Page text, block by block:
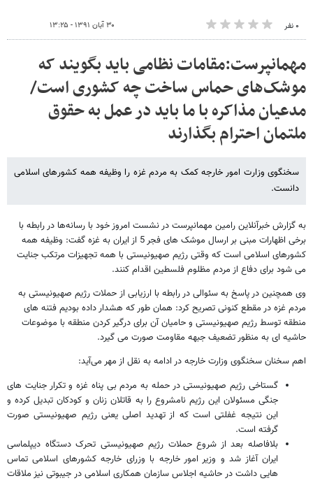
۰ نفر ۳۰ آبان ۱۳۹۱ - ۱۳:۲۵
مهمانپرست:مقامات نظامی باید بگویند که
موشک‌های حماس ساخت چه کشوری است/
مدعیان مذاکره با ما باید در عمل به حقوق
ملتمان احترام بگذارند
سخنگوی وزارت امور خارجه کمک به مردم غزه را وظیفه همه کشورهای اسلامی
دانست.
به گزارش خبرآنلاین رامین مهمانپرست در نشست امروز خود با رسانه‌ها در رابطه با
برخی اظهارات مبنی بر ارسال موشک های فجر 5 از ایران به غزه گفت: وظیفه همه
کشورهای اسلامی است که وقتی رژیم صهیونیستی با همه تجهیزات مرتکب جنایت
می شود برای دفاع از مردم مظلوم فلسطین اقدام کنند.
وی همچنین در پاسخ به سئوالی در رابطه با ارزیابی از حملات رژیم صهیونیستی به
مردم غزه در مقطع کنونی تصریح کرد: همان طور که هشدار داده بودیم فتنه های
منطقه توسط رژیم صهیونیستی و حامیان آن برای درگیر کردن منطقه با موضوعات
حاشیه ای به منظور تضعیف جبهه مقاومت صورت می گیرد.
اهم سخنان سخنگوی وزارت خارجه در ادامه به نقل از مهر می‌آید:
گستاخی رژیم صهیونیستی در حمله به مردم بی پناه غزه و تکرار جنایت های
جنگی مسئولان این رژیم نامشروع را به قاتلان زنان و کودکان تبدیل کرده و
این نتیجه غفلتی است که از تهدید اصلی یعنی رژیم صهیونیستی صورت
گرفته است.
بلافاصله بعد از شروع حملات رژیم صهیونیستی تحرک دستگاه دیپلماسی
ایران آغاز شد و وزیر امور خارجه با وزرای خارجه کشورهای اسلامی تماس
هایی داشت در حاشیه اجلاس سازمان همکاری اسلامی در جیبوتی نیز ملاقات